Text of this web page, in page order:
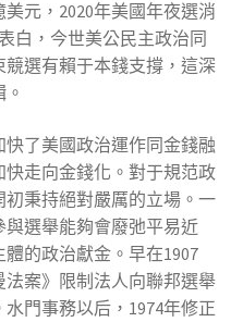
元，2020年美國年夜選消
白，今世美公民主政治同
選有賴于本錢支撐，這深
了美國政治運作同金錢融
走向金錢化。對于規范政
秉持絕對嚴厲的立場。一
選舉能夠會廢弛平易近
的政治獻金。早在1907
案》限制法人向聯邦選舉
門事務以后，1974年修正